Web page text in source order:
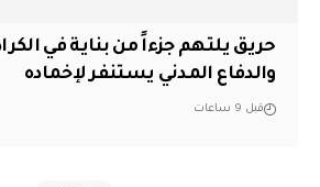
حريق يلتهم جزءاً من بناية في
والدفاع المدني يستنفر لإخماده
قبل 9 ساعات